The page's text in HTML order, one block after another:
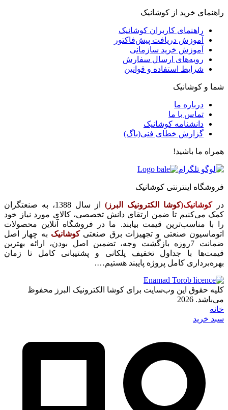
راهنمای خرید از کوشانیک
راهنمای کاربران کوشانیک
آموزش دریافت پیش‌فاکتور
آموزش خرید سازمانی
رویه‌های ارسال سفارش
شرایط استفاده و قوانین
شما و کوشانیک
درباره ما
تماس با ما
دانشنامه کوشانیک
گزارش خطای فنی(باگ)
همراه ما باشید!
فروشگاه اینترنتی کوشانیک
در کوشانیک(کوشا الکترونیک البرز)
از سال 1388، به صنعتگران
کمک می‌کنیم تا ضمن ارتقای دانش تخصصی، کالای مورد نیاز خود
را با مناسب‌ترین قیمت بیابند. ما در فروشگاه آنلاین محصولات
اتوماسیون صنعتی و تجهیزات برق صنعتی کوشانیک به چهار اصل
ضمانت 7روزه بازگشت وجه، تضمین اصل بودن، ارائه بهترین
قیمت‌ها با جداول تخفیف پلکانی و پشتیبانی کامل تا زمان
بهره‌برداری کامل پروژه پایبند هستیم….
کلیه حقوق این وب‌سایت برای کوشا الکترونیک البرز محفوظ
می‌باشد. 2026
خانه
سبد خرید